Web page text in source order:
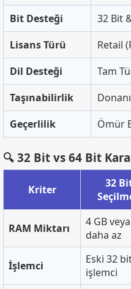
Bit Desteği
32 Bit
Lisans Türü
Retail
Dil Desteği
Tam
Taşınabilirlik
Geçerlilik
Ömür
🔍 32 Bit vs 64 Bit
Kriter
32
RAM Miktarı
4 GB veya
daha az
İşlemci
Eski 32
işlemci